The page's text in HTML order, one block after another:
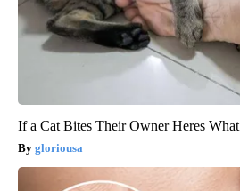
If a Cat Bites Their Owner Heres
gloriousa